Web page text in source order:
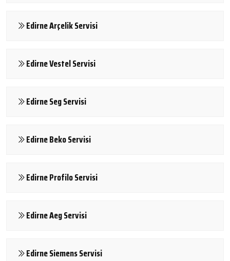
Edirne Arçelik Servisi
Edirne Vestel Servisi
Edirne Seg Servisi
Edirne Beko Servisi
Edirne Profilo Servisi
Edirne Aeg Servisi
Edirne Siemens Servisi